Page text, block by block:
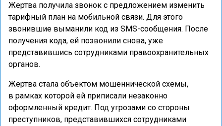
Жертва получила звонок с предложением изменить
тарифный план на мобильной связи. Для этого
звонившие выманили код из SMS-сообщения. После
получения кода, ей позвонили снова, уже
представившись сотрудниками правоохранительных
органов.
Жертва стала объектом мошеннической схемы,
в рамках которой ей приписали незаконно
оформленный кредит. Под угрозами со стороны
преступников, представившихся сотрудниками